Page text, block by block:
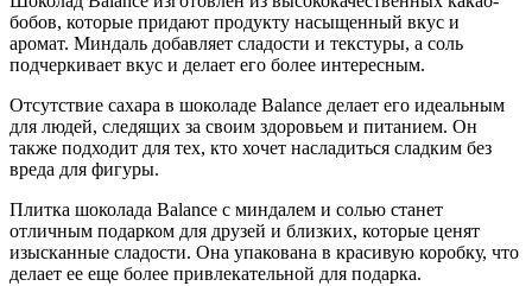
бобов, которые придают продукту насыщенный вкус и
аромат. Миндаль добавляет сладости и текстуры, а соль
подчеркивает вкус и делает его более интересным.
Отсутствие сахара в шоколаде Balance делает его идеальным
для людей, следящих за своим здоровьем и питанием. Он
также подходит для тех, кто хочет насладиться сладким без
вреда для фигуры.
Плитка шоколада Balance с миндалем и солью станет
отличным подарком для друзей и близких, которые ценят
изысканные сладости. Она упакована в красивую коробку, что
делает ее еще более привлекательной для подарка.